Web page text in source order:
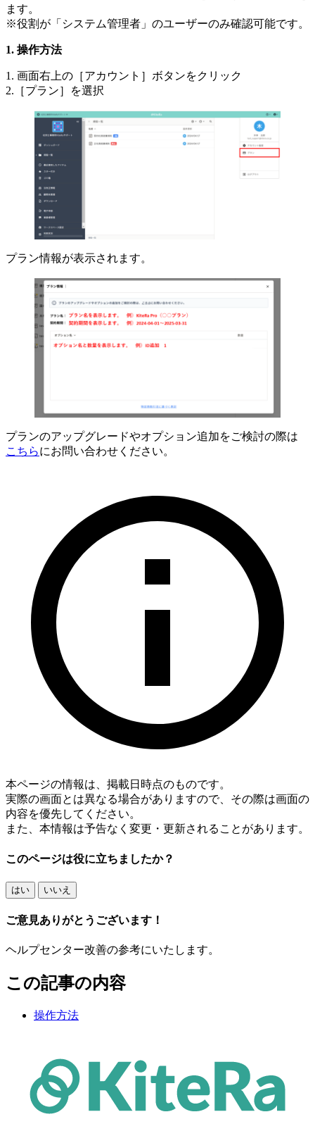
ます。
※役割が「システム管理者」のユーザーのみ確認可能です。
操作方法
1. 画面右上の［アカウント］ボタンをクリック
2.［プラン］を選択
プラン情報が表示されます。
プランのアップグレードやオプション追加をご検討の際は
こちらにお問い合わせください。
本ページの情報は、掲載日時点のものです。
実際の画面とは異なる場合がありますので、その際は画面の
内容を優先してください。
また、本情報は予告なく変更・更新されることがあります。
このページは役に立ちましたか？
はい いいえ
ご意見ありがとうございます！
ヘルプセンター改善の参考にいたします。
この記事の内容
操作方法